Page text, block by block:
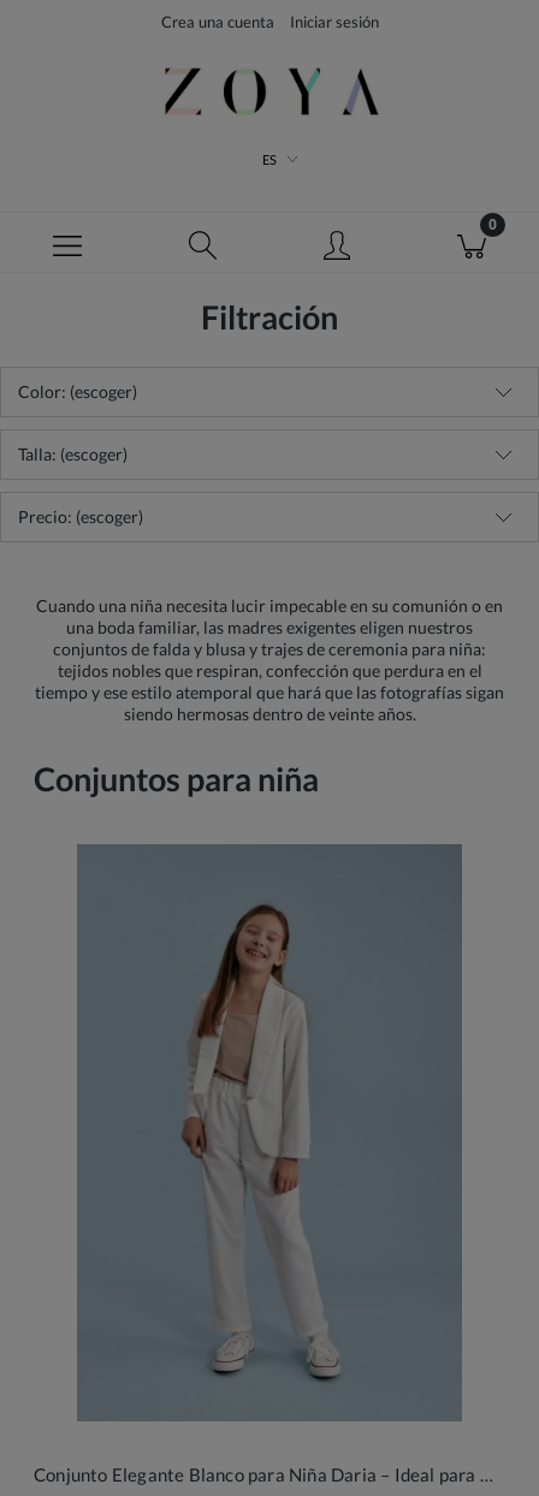
Crea una cuenta Iniciar sesión
ES
Filtración
Color: (escoger)
Talla: (escoger)
Precio: (escoger)
Cuando una niña necesita lucir impecable en su comunión o en
una boda familiar, las madres exigentes eligen nuestros
conjuntos de falda y blusa y trajes de ceremonia para niña:
tejidos nobles que respiran, confección que perdura en el
tiempo y ese estilo atemporal que hará que las fotografías sigan
siendo hermosas dentro de veinte años.
Conjuntos para niña